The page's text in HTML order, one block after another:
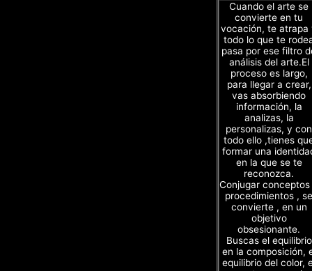
Cuando el arte se
convierte en tu
vocación, te atrapa
todo lo que te
pasa por ese filtro
análisis del arte.El
proceso es largo,
para llegar a crear,
vas absorbiendo
información, la
analizas, la
personalizas, y con
todo ello ,tienes
formar una
en la que se te
reconozca.
Conjugar
procedimientos , se
convierte , en un
objetivo
obsesionante.
Buscas el equilibrio
en la composición,
equilibrio del color,